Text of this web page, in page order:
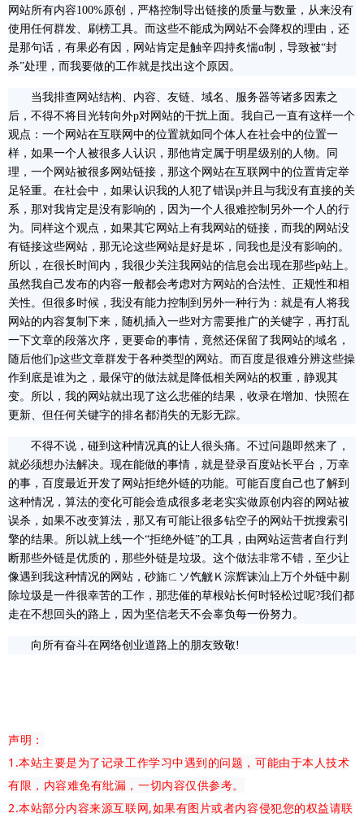
网站所有内容100%原创，严格控制导出链接的质量与数量，从来没有
使用任何群发、刷榜工具。而这些不能成为网站不会降权的理由，还
是那句话，有果必有因，网站肯定是触辛四持炙惴ɑ制，导致被“封
杀”处理，而我要做的工作就是找出这个原因。
当我排查网站结构、内容、友链、域名、服务器等诸多因素之
后，不得不将目光转向外p对网站的干扰上面。我自己一直有这样一个
观点：一个网站在互联网中的位置就如同个体人在社会中的位置一
样，如果一个人被很多人认识，那他肯定属于明星级别的人物。同
理，一个网站被很多网站链接，那这个网站在互联网中的位置肯定举
足轻重。在社会中，如果认识我的人犯了错误p并且与我没有直接的关
系，那对我肯定是没有影响的，因为一个人很难控制另外一个人的行
为。同样这个观点，如果其它网站上有我网站的链接，而我的网站没
有链接这些网站，那无论这些网站是好是坏，同我也是没有影响的。
所以，在很长时间内，我很少关注我网站的信息会出现在那些p站上。
虽然我自己发布的内容一般都会考虑对方网站的合法性、正规性和相
关性。但很多时候，我没有能力控制到另外一种行为：就是有人将我
网站的内容复制下来，随机插入一些对方需要推广的关键字，再打乱
一下文章的段落次序，更要命的事情，竟然还保留了我网站的域名，
随后他们p这些文章群发于各种类型的网站。而百度是很难分辨这些操
作到底是谁为之，最保守的做法就是降低相关网站的权重，静观其
变。所以，我的网站就出现了这么悲催的结果，收录在增加、快照在
更新、但任何关键字的排名都消失的无影无踪。
不得不说，碰到这种情况真的让人很头痛。不过问题即然来了，
就必须想办法解决。现在能做的事情，就是登录百度站长平台，万幸
的事，百度最近开发了网站拒绝外链的功能。可能百度自己也了解到
这种情况，算法的变化可能会造成很多老老实实做原创内容的网站被
误杀，如果不改变算法，那又有可能让很多钻空子的网站干扰搜索引
擎的结果。所以就上线一个“拒绝外链”的工具，由网站运营者自行判
断那些外链是优质的，那些外链是垃圾。这个做法非常不错，至少让
像遇到我这种情况的网站，砂旆ㄈソ饩觥Ｋ淙辉诔汕上万个外链中剔
除垃圾是一件很幸苦的工作，那悲催的草根站长何时轻松过呢?我们都
走在不想回头的路上，因为坚信老天不会辜负每一份努力。
向所有奋斗在网络创业道路上的朋友致敬!
声明：
1.本站主要是为了记录工作学习中遇到的问题，可能由于本人技术
有限，内容难免有纰漏，一切内容仅供参考。
2.本站部分内容来源互联网,如果有图片或者内容侵犯您的权益请联